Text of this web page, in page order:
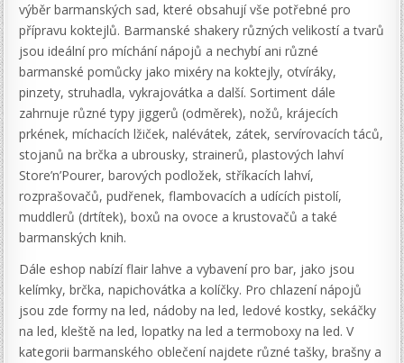
výběr barmanských sad, které obsahují vše potřebné pro
přípravu koktejlů. Barmanské shakery různých velikostí a tvarů
jsou ideální pro míchání nápojů a nechybí ani různé
barmanské pomůcky jako mixéry na koktejly, otvíráky,
pinzety, struhadla, vykrajovátka a další. Sortiment dále
zahrnuje různé typy jiggerů (odměrek), nožů, krájecích
prkének, míchacích lžiček, nalévátek, zátek, servírovacích táců,
stojanů na brčka a ubrousky, strainerů, plastových lahví
Store’n’Pourer, barových podložek, stříkacích lahví,
rozprašovačů, pudřenek, flambovacích a udících pistolí,
muddlerů (drtítek), boxů na ovoce a krustovačů a také
barmanských knih.
Dále eshop nabízí flair lahve a vybavení pro bar, jako jsou
kelímky, brčka, napichovátka a kolíčky. Pro chlazení nápojů
jsou zde formy na led, nádoby na led, ledové kostky, sekáčky
na led, kleště na led, lopatky na led a termoboxy na led. V
kategorii barmanského oblečení najdete různé tašky, brašny a